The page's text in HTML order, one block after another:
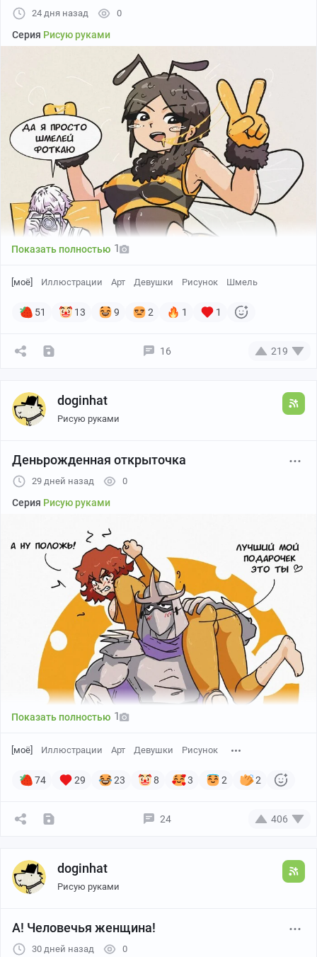
24 дня назад 0
Серия Рисую руками
Показать полностью 1
[моё] Иллюстрации Арт Девушки Рисунок Шмель
51 13 9 2 1 1
16 219
doginhat
Рисую руками
Деньрожденная открыточка
29 дней назад 0
Серия Рисую руками
Показать полностью 1
[моё] Иллюстрации Арт Девушки Рисунок
74 29 23 8 3 2 2
24 406
doginhat
Рисую руками
А! Человечья женщина!
30 дней назад 0